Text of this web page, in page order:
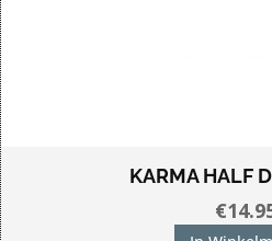
KARMA HALF
€